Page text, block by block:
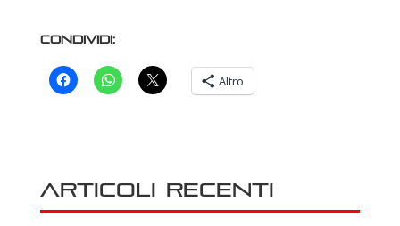
Condividi:
Altro
Articoli recenti